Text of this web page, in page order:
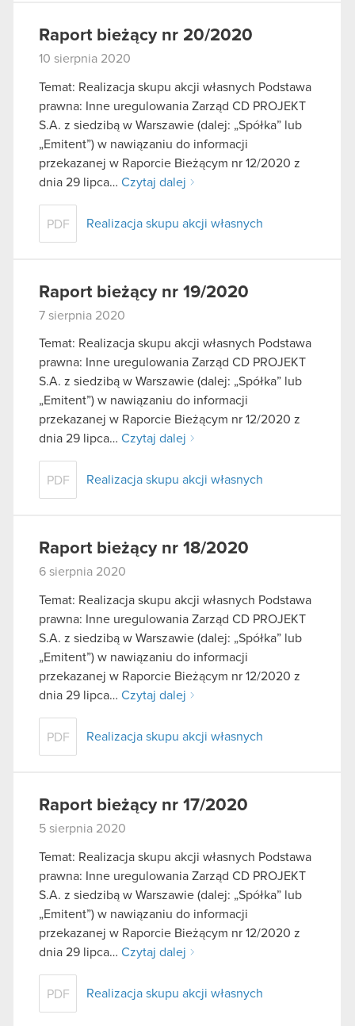
Raport bieżący nr 20/2020
10 sierpnia 2020
Temat: Realizacja skupu akcji własnych Podstawa
prawna: Inne uregulowania Zarząd CD PROJEKT
S.A. z siedzibą w Warszawie (dalej: „Spółka” lub
„Emitent”) w nawiązaniu do informacji
przekazanej w Raporcie Bieżącym nr 12/2020 z
dnia 29 lipca… Czytaj dalej
PDF Realizacja skupu akcji własnych
Raport bieżący nr 19/2020
7 sierpnia 2020
Temat: Realizacja skupu akcji własnych Podstawa
prawna: Inne uregulowania Zarząd CD PROJEKT
S.A. z siedzibą w Warszawie (dalej: „Spółka” lub
„Emitent”) w nawiązaniu do informacji
przekazanej w Raporcie Bieżącym nr 12/2020 z
dnia 29 lipca… Czytaj dalej
PDF Realizacja skupu akcji własnych
Raport bieżący nr 18/2020
6 sierpnia 2020
Temat: Realizacja skupu akcji własnych Podstawa
prawna: Inne uregulowania Zarząd CD PROJEKT
S.A. z siedzibą w Warszawie (dalej: „Spółka” lub
„Emitent”) w nawiązaniu do informacji
przekazanej w Raporcie Bieżącym nr 12/2020 z
dnia 29 lipca… Czytaj dalej
PDF Realizacja skupu akcji własnych
Raport bieżący nr 17/2020
5 sierpnia 2020
Temat: Realizacja skupu akcji własnych Podstawa
prawna: Inne uregulowania Zarząd CD PROJEKT
S.A. z siedzibą w Warszawie (dalej: „Spółka” lub
„Emitent”) w nawiązaniu do informacji
przekazanej w Raporcie Bieżącym nr 12/2020 z
dnia 29 lipca… Czytaj dalej
PDF Realizacja skupu akcji własnych